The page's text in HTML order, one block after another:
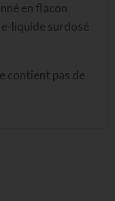
en flacon
liquide surdosé
contient pas de